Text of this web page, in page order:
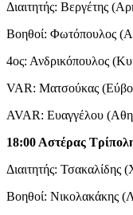
Διαιτητής: Βεργέτης
Βοηθοί: Φωτόπουλος
4ος: Ανδρικόπουλος
VAR: Ματσούκας
AVAR: Ευαγγέλου
18:00 Αστέρας
Διαιτητής: Τσακαλίδης
Βοηθοί: Νικολακάκης